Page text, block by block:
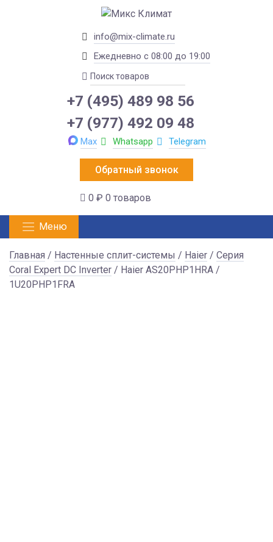
info@mix-climate.ru
Ежедневно с 08:00 до 19:00
+7 (495) 489 98 56
+7 (977) 492 09 48
Max Whatsapp Telegram
Обратный звонок
0 ₽ 0 товаров
Меню
Главная / Настенные сплит-системы / Haier / Серия
Coral Expert DC Inverter / Haier AS20PHP1HRA /
1U20PHP1FRA